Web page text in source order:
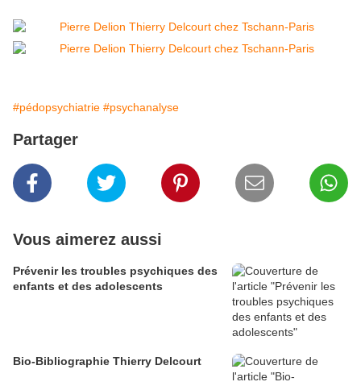
#pédopsychiatrie #psychanalyse
Partager
Vous aimerez aussi
Prévenir les troubles psychiques des
enfants et des adolescents
Bio-Bibliographie Thierry Delcourt